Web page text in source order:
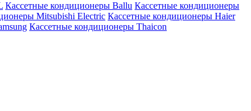
Кассетные кондиционеры Ballu Кассетные кондиционеры
Mitsubishi Electric Кассетные кондиционеры Haier
Кассетные кондиционеры Thaicon